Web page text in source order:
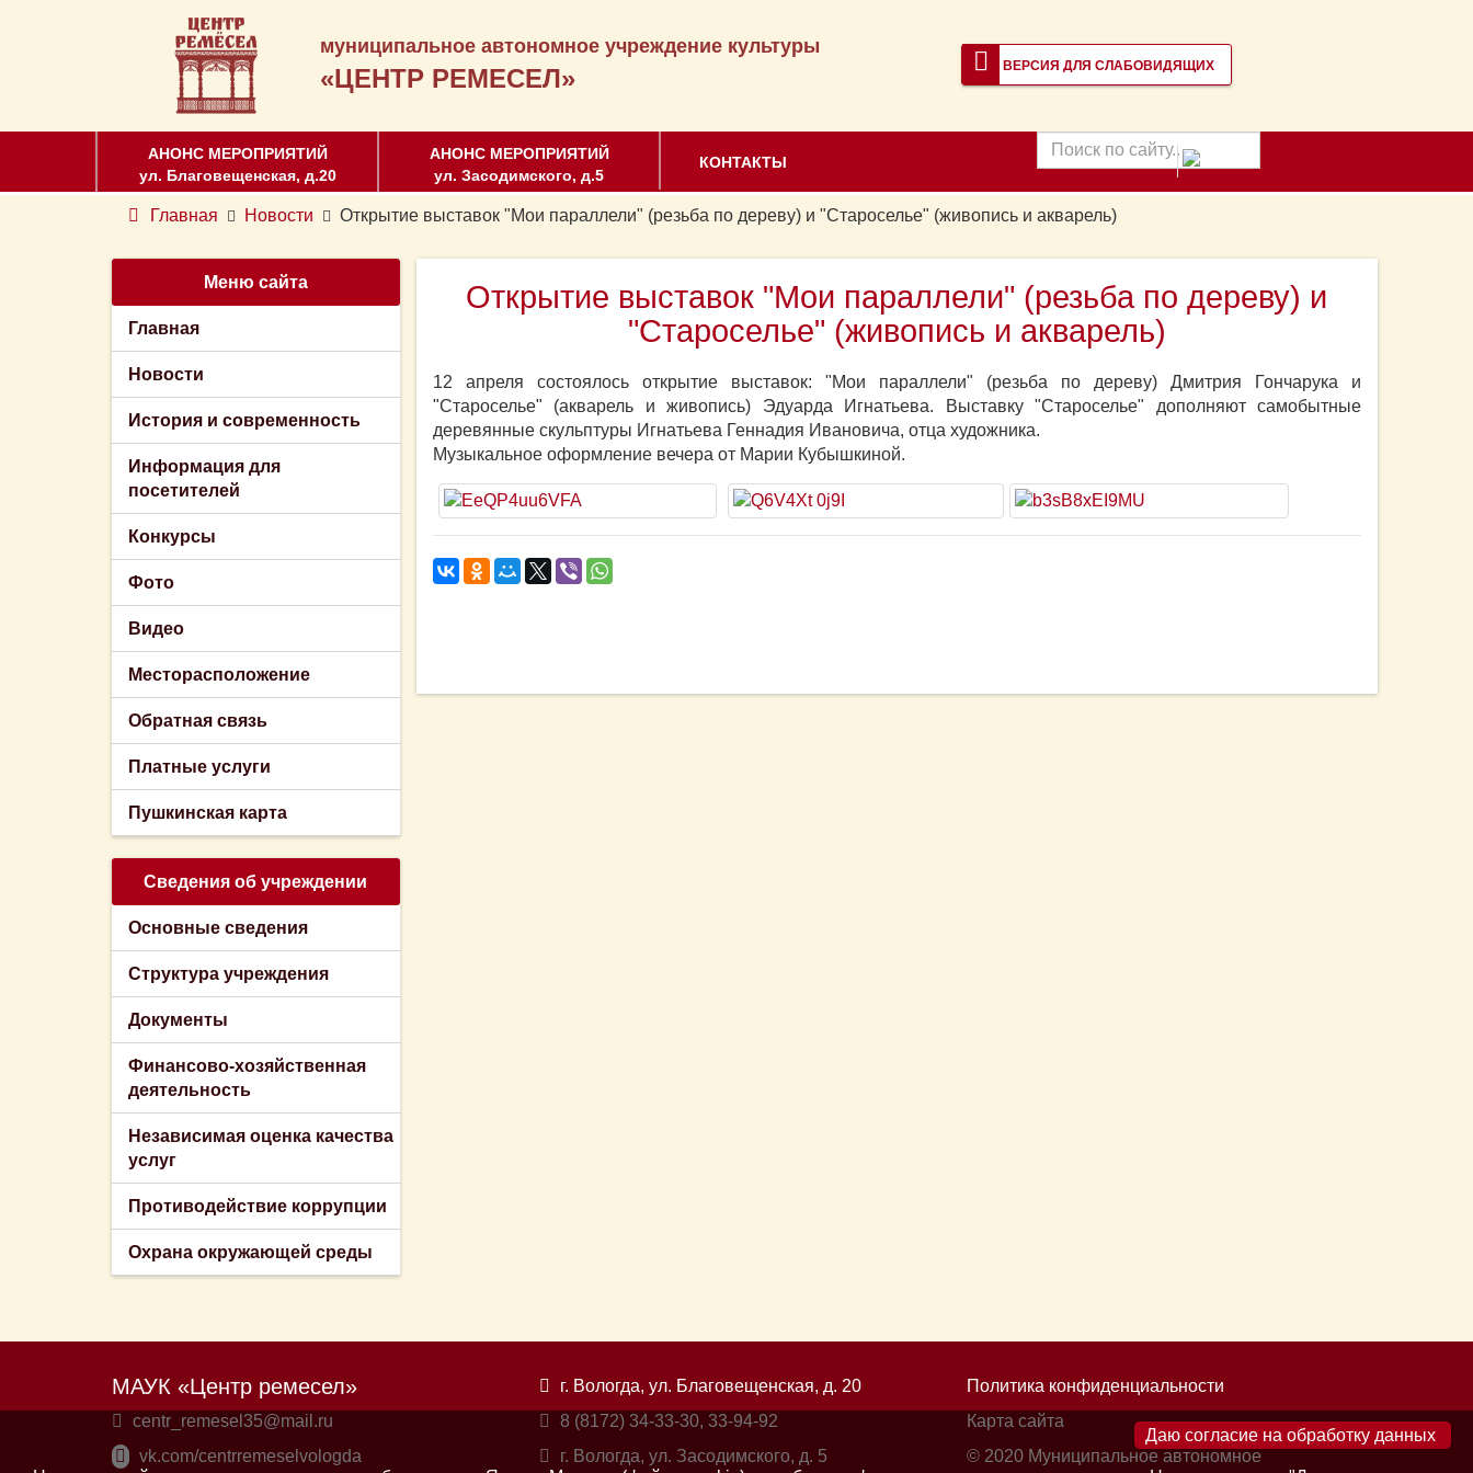
муниципальное автономное учреждение культуры
«ЦЕНТР РЕМЕСЕЛ» ВЕРСИЯ ДЛЯ СЛАБОВИДЯЩИХ
АНОНС МЕРОПРИЯТИЙ
ул. Благовещенская, д.20
АНОНС МЕРОПРИЯТИЙ
ул. Засодимского, д.5
КОНТАКТЫ
Поиск
по
Главная Новости Открытие выставок "Мои параллели" (резьба по дереву) и "Староселье" (живопись и акварель)
Открытие выставок "Мои параллели" (резьба по дереву) и
"Староселье" (живопись и акварель)
12 апреля состоялось открытие выставок: "Мои параллели" (резьба по дереву) Дмитрия Гончарука и
"Староселье" (акварель и живопись) Эдуарда Игнатьева. Выставку "Староселье" дополняют самобытные
деревянные скульптуры Игнатьева Геннадия Ивановича, отца художника.
Музыкальное оформление вечера от Марии Кубышкиной.
Меню сайта
Главная
Новости
История и современность
Информация для
посетителей
Конкурсы
Фото
Видео
Месторасположение
Обратная связь
Платные услуги
Пушкинская карта
Сведения об учреждении
Основные сведения
Структура учреждения
Документы
Финансово-хозяйственная
деятельность
Независимая оценка качества
услуг
Противодействие коррупции
Охрана окружающей среды
МАУК «Центр ремесел»
centr_remesel35@mail.ru
vk.com/centrremeselvologda
г. Вологда, ул. Благовещенская, д. 20
8 (8172) 34-33-30, 33-94-92
г. Вологда, ул. Засодимского, д. 5
Политика конфиденциальности
Карта сайта
© 2020 Муниципальное автономное